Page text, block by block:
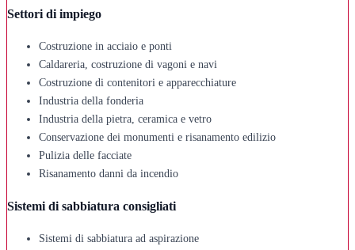
Settori di impiego
Costruzione in acciaio e ponti
Caldareria, costruzione di vagoni e navi
Costruzione di contenitori e apparecchiature
Industria della fonderia
Industria della pietra, ceramica e vetro
Conservazione dei monumenti e risanamento edilizio
Pulizia delle facciate
Risanamento danni da incendio
Sistemi di sabbiatura consigliati
Sistemi di sabbiatura ad aspirazione